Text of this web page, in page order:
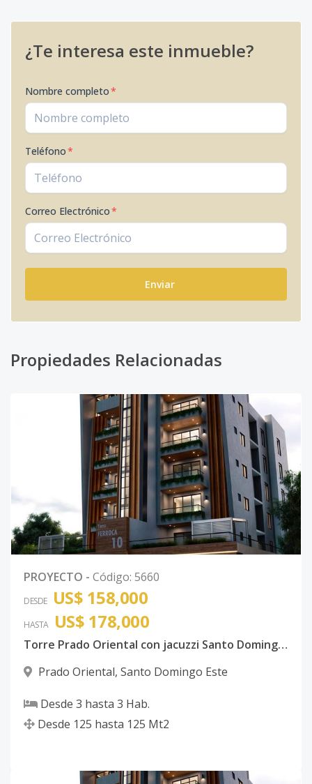
¿Te interesa este inmueble?
Nombre completo*
Teléfono*
Correo Electrónico*
Enviar
Propiedades Relacionadas
PROYECTO - Código: 5660
DESDE US$ 158,000
HASTA US$ 178,000
Torre Prado Oriental con jacuzzi Santo Domingo Este con ancestor
Prado Oriental, Santo Domingo Este
Desde 3 hasta 3 Hab.
Desde 125 hasta 125 Mt2